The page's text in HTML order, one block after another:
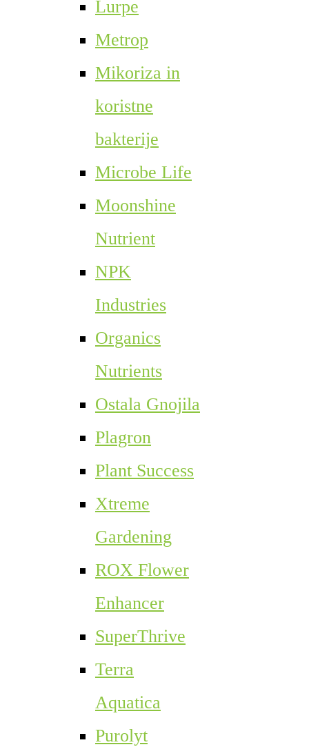
Lurpe
Metrop
Mikoriza in
koristne
bakterije
Microbe Life
Moonshine
Nutrient
NPK
Industries
Organics
Nutrients
Ostala Gnojila
Plagron
Plant Success
Xtreme
Gardening
ROX Flower
Enhancer
SuperThrive
Terra
Aquatica
Purolyt